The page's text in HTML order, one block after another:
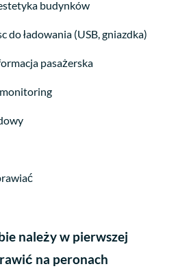
budynków
do ładowania (USB, gniazdka)
pasażerska
należy w pierwszej
na peronach